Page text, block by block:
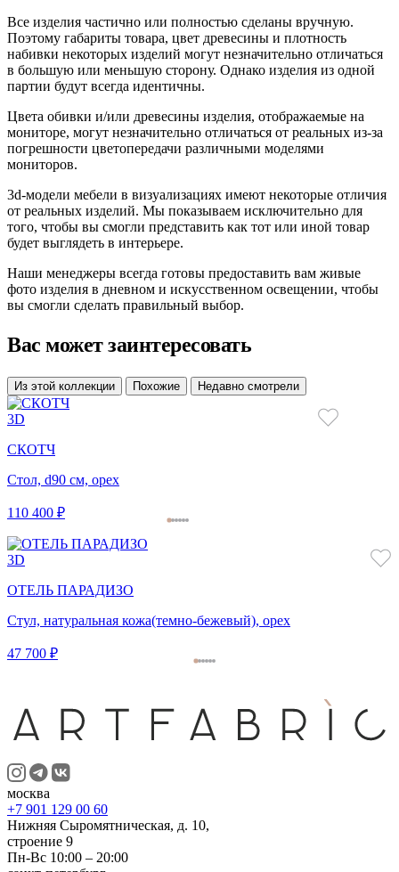
Все изделия частично или полностью сделаны вручную.
Поэтому габариты товара, цвет древесины и плотность
набивки некоторых изделий могут незначительно отличаться
в большую или меньшую сторону. Однако изделия из одной
партии будут всегда идентичны.
Цвета обивки и/или древесины изделия, отображаемые на
мониторе, могут незначительно отличаться от реальных из-за
погрешности цветопередачи различными моделями
мониторов.
3d-модели мебели в визуализациях имеют некоторые отличия
от реальных изделий. Мы показываем исключительно для
того, чтобы вы смогли представить как тот или иной товар
будет выглядеть в интерьере.
Наши менеджеры всегда готовы предоставить вам живые
фото изделия в дневном и искусственном освещении, чтобы
вы смогли сделать правильный выбор.
Вас может заинтересовать
Из этой коллекции Похожие Недавно смотрели
3D
СКОТЧ
Стол, d90 см, орех
110 400 ₽
3D
ОТЕЛЬ ПАРАДИЗО
Стул, натуральная кожа(темно-бежевый), орех
47 700 ₽
москва
+7 901 129 00 60
Нижняя Сыромятническая, д. 10,
строение 9
Пн-Вс 10:00 – 20:00